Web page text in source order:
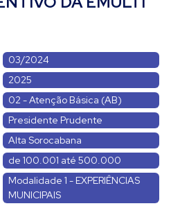
03/2024
2025
02 - Atenção Básica (AB)
Presidente Prudente
Alta Sorocabana
de 100.001 até 500.000
Modalidade 1 - EXPERIÊNCIAS
MUNICIPAIS